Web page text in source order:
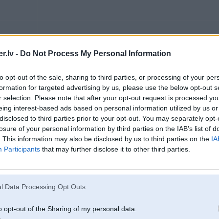
- Do Not Process My Personal Information
opt-out of the sale, sharing to third parties, or processing of your
for targeted advertising by us, please use the below opt-out
selection. Please note that after your opt-out request is processed
interest-based ads based on personal information utilized by us
to third parties prior to your opt-out. You may separately
of your personal information by third parties on the IAB’s list of
This information may also be disclosed by us to third parties on the
Participants that may further disclose it to other third parties.
Data Processing Opt Outs
opt-out of the Sharing of my personal data.
Nav jau itkā labākā izvēle, bet nu tam auto lētu daļu nav ar to vai nu